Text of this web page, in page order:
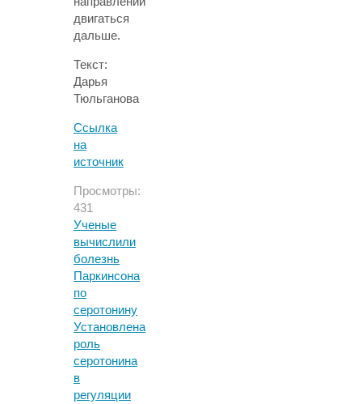
двигаться
дальше.
Текст:
Дарья
Тюльганова
Ссылка
на
источник
Просмотры:
431
Ученые
вычислили
болезнь
Паркинсона
по
серотонину
Установлена
роль
серотонина
в
регуляции